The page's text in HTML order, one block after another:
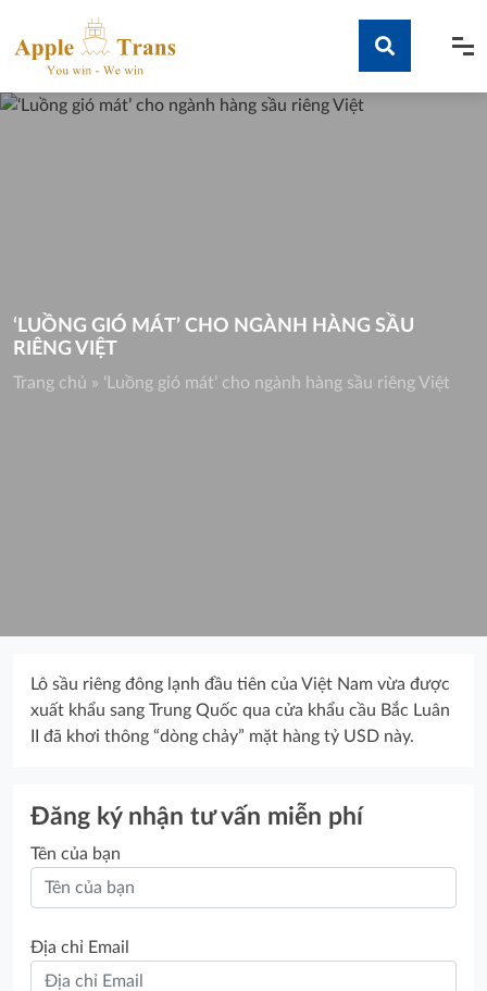
content
Tìm kiếm
‘LUỒNG GIÓ MÁT’ CHO NGÀNH HÀNG SẦU
RIÊNG VIỆT
Trang chủ » ‘Luồng gió mát’ cho ngành hàng sầu riêng Việt
Lô sầu riêng đông lạnh đầu tiên của Việt Nam vừa được
xuất khẩu sang Trung Quốc qua cửa khẩu cầu Bắc Luân
II đã khơi thông “dòng chảy” mặt hàng tỷ USD này.
Đăng ký nhận tư vấn miễn phí
Tên của bạn
Địa chỉ Email